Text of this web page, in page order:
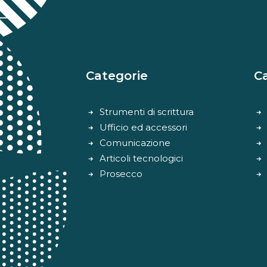
Categorie
Strumenti di scrittura
Ufficio ed accessori
Comunicazione
Articoli tecnologici
Prosecco